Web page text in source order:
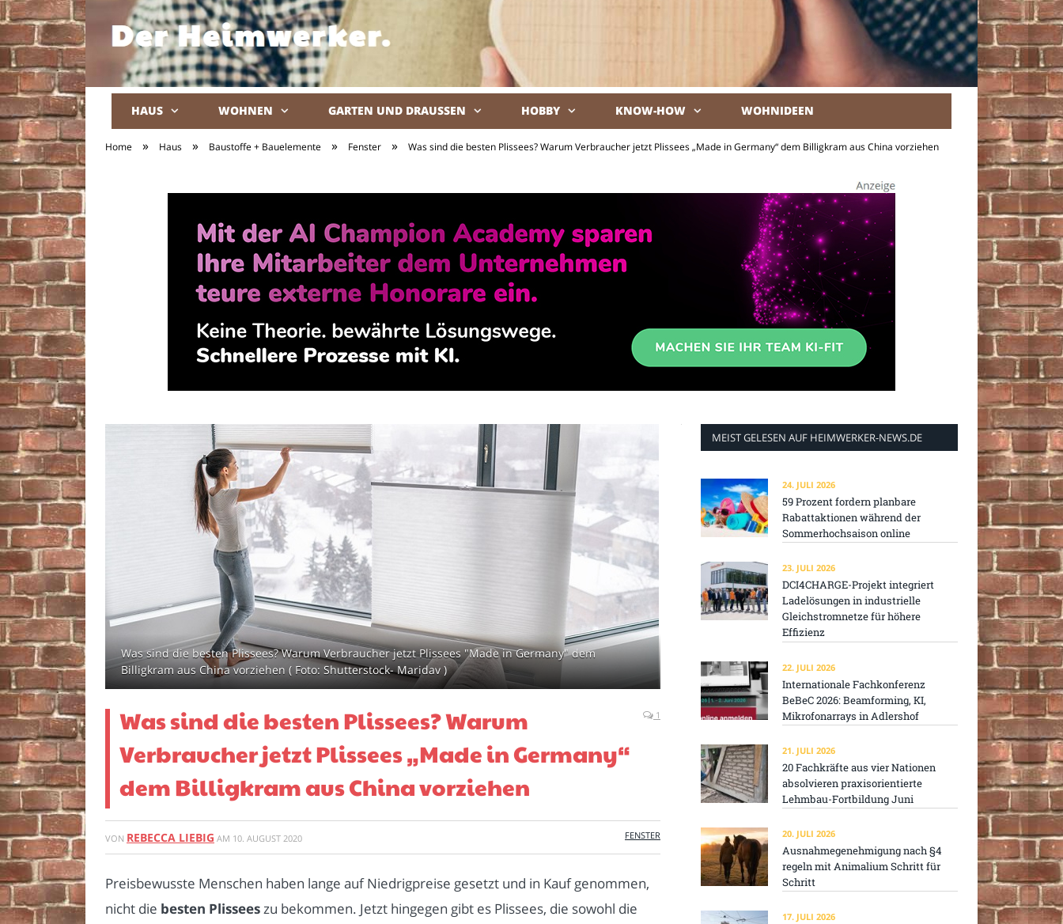
Der Heimwerker.
HAUS WOHNEN GARTEN UND DRAUSSEN HOBBY KNOW-HOW WOHNIDEEN
Home » Haus » Baustoffe + Bauelemente » Fenster » Was sind die besten Plissees? Warum Verbraucher jetzt Plissees „Made in Germany“ dem Billigkram aus China vorziehen
Was sind die besten Plissees? Warum Verbraucher jetzt Plissees "Made in Germany" dem
Billigkram aus China vorziehen ( Foto: Shutterstock- Maridav )
Was sind die besten Plissees? Warum
Verbraucher jetzt Plissees „Made in Germany“
dem Billigkram aus China vorziehen
1
VON REBECCA LIEBIG AM 10. AUGUST 2020 FENSTER
Preisbewusste Menschen haben lange auf Niedrigpreise gesetzt und in Kauf genommen,
nicht die besten Plisseeszu bekommen. Jetzt hingegen gibt es Plissees, die sowohl die
MEIST GELESEN AUF HEIMWERKER-NEWS.DE
24. JULI 2026
59 Prozent fordern planbare
Rabattaktionen während der
Sommerhochsaison online
23. JULI 2026
DCI4CHARGE-Projekt integriert
Ladelösungen in industrielle
Gleichstromnetze für höhere
Effizienz
22. JULI 2026
Internationale Fachkonferenz
BeBeC 2026: Beamforming, KI,
Mikrofonarrays in Adlershof
21. JULI 2026
20 Fachkräfte aus vier Nationen
absolvieren praxisorientierte
Lehmbau-Fortbildung Juni
20. JULI 2026
Ausnahmegenehmigung nach §4
regeln mit Animalium Schritt für
Schritt
17. JULI 2026